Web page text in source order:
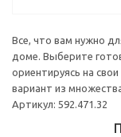
Все, что вам нужно
доме. Выберите
ориентируясь на
вариант из
Артикул: 592.471.32